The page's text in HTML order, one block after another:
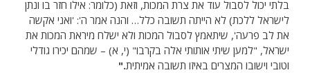
בלתי יכול לסבול עוד את צרת המכות, וזאת (כלומר: אילו חזר בו ונתן
לישראל ללכת) לא הייתה תשובה כלל… והנה אמר ה': 'ואני אקשה
את לב פרעה', שיתאמץ לסבול המכות ולא ישלח מיראת המכות את
ישראל, "למען שיתי אותותי אלה בקרבו" (י, א) – שמהם יכירו גודלי
וטובי וישובו המצרים באיזו תשובה אמיתית."